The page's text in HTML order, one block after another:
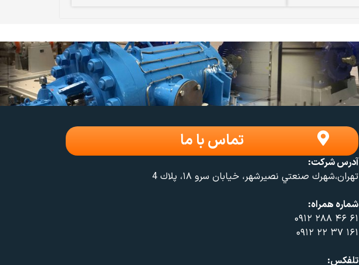
تماس با ما
آدرس شرکت:
تهران،شهرك صنعتي نصيرشهر، خيابان سرو ۱۸، پلاك 4
شماره همراه:
۶۱ ۴۶ ۲۸۸ ۰۹۱۲
۱۶۱ ۳۷ ۲۲ ۰۹۱۲
تلفکس: